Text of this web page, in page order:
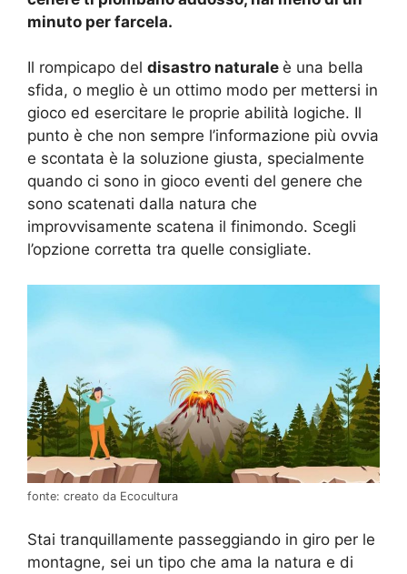
minuto per farcela.
Il rompicapo del disastro naturale è una bella
sfida, o meglio è un ottimo modo per mettersi in
gioco ed esercitare le proprie abilità logiche. Il
punto è che non sempre l’informazione più ovvia
e scontata è la soluzione giusta, specialmente
quando ci sono in gioco eventi del genere che
sono scatenati dalla natura che
improvvisamente scatena il finimondo. Scegli
l’opzione corretta tra quelle consigliate.
fonte: creato da Ecocultura
Stai tranquillamente passeggiando in giro per le
montagne, sei un tipo che ama la natura e di